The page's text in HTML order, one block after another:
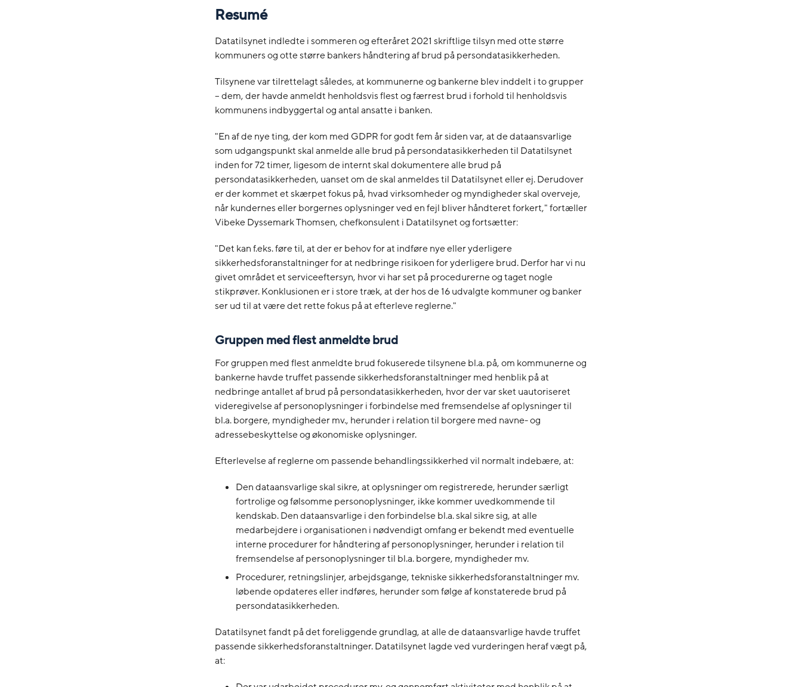
Resumé
Datatilsynet indledte i sommeren og efteråret 2021 skriftlige tilsyn med otte større
kommuners og otte større bankers håndtering af brud på persondatasikkerheden.
Tilsynene var tilrettelagt således, at kommunerne og bankerne blev inddelt i to grupper
– dem, der havde anmeldt henholdsvis flest og færrest brud i forhold til henholdsvis
kommunens indbyggertal og antal ansatte i banken.
"En af de nye ting, der kom med GDPR for godt fem år siden var, at de dataansvarlige
som udgangspunkt skal anmelde alle brud på persondatasikkerheden til Datatilsynet
inden for 72 timer, ligesom de internt skal dokumentere alle brud på
persondatasikkerheden, uanset om de skal anmeldes til Datatilsynet eller ej. Derudover
er der kommet et skærpet fokus på, hvad virksomheder og myndigheder skal overveje,
når kundernes eller borgernes oplysninger ved en fejl bliver håndteret forkert," fortæller
Vibeke Dyssemark Thomsen, chefkonsulent i Datatilsynet og fortsætter:
"Det kan f.eks. føre til, at der er behov for at indføre nye eller yderligere
sikkerhedsforanstaltninger for at nedbringe risikoen for yderligere brud. Derfor har vi nu
givet området et serviceeftersyn, hvor vi har set på procedurerne og taget nogle
stikprøver. Konklusionen er i store træk, at der hos de 16 udvalgte kommuner og banker
ser ud til at være det rette fokus på at efterleve reglerne."
Gruppen med flest anmeldte brud
For gruppen med flest anmeldte brud fokuserede tilsynene bl.a. på, om kommunerne og
bankerne havde truffet passende sikkerhedsforanstaltninger med henblik på at
nedbringe antallet af brud på persondatasikkerheden, hvor der var sket uautoriseret
videregivelse af personoplysninger i forbindelse med fremsendelse af oplysninger til
bl.a. borgere, myndigheder mv., herunder i relation til borgere med navne- og
adressebeskyttelse og økonomiske oplysninger.
Efterlevelse af reglerne om passende behandlingssikkerhed vil normalt indebære, at:
Den dataansvarlige skal sikre, at oplysninger om registrerede, herunder særligt
fortrolige og følsomme personoplysninger, ikke kommer uvedkommende til
kendskab. Den dataansvarlige i den forbindelse bl.a. skal sikre sig, at alle
medarbejdere i organisationen i nødvendigt omfang er bekendt med eventuelle
interne procedurer for håndtering af personoplysninger, herunder i relation til
fremsendelse af personoplysninger til bl.a. borgere, myndigheder mv.
Procedurer, retningslinjer, arbejdsgange, tekniske sikkerhedsforanstaltninger mv.
løbende opdateres eller indføres, herunder som følge af konstaterede brud på
persondatasikkerheden.
Datatilsynet fandt på det foreliggende grundlag, at alle de dataansvarlige havde truffet
passende sikkerhedsforanstaltninger. Datatilsynet lagde ved vurderingen heraf vægt på,
at: